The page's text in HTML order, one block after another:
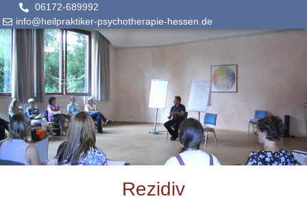
06172-689992
info@heilpraktiker-psychotherapie-hessen.de
Rezidiv